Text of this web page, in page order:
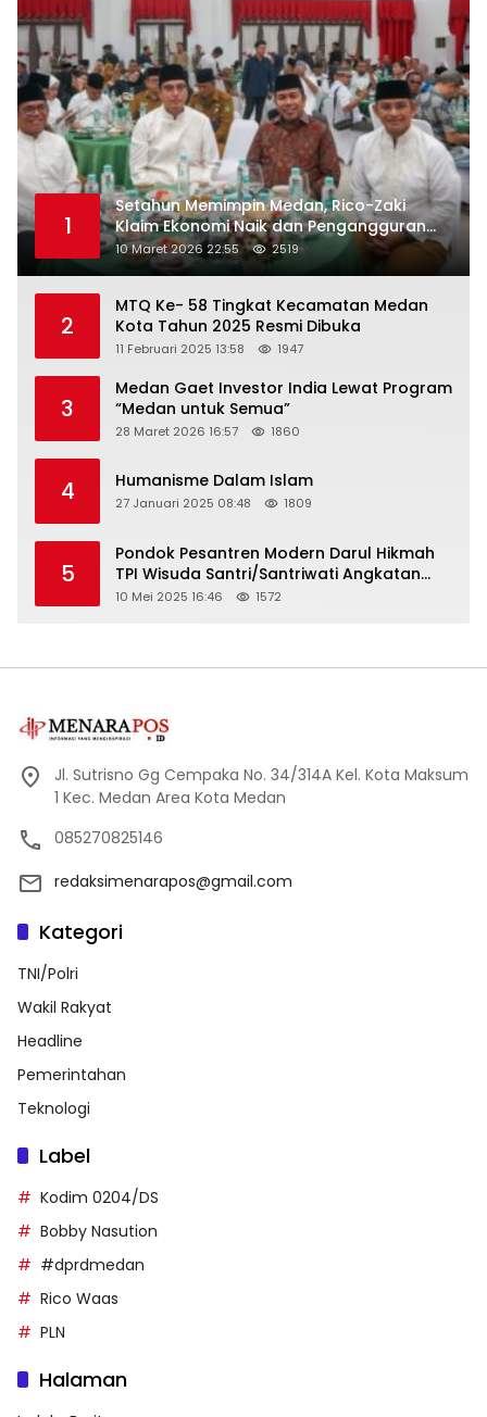
1
Setahun Memimpin Medan, Rico-Zaki
Klaim Ekonomi Naik dan Pengangguran
Turun
10 Maret 2026 22:55 2519
2
MTQ Ke- 58 Tingkat Kecamatan Medan
Kota Tahun 2025 Resmi Dibuka
11 Februari 2025 13:58 1947
3
Medan Gaet Investor India Lewat Program
“Medan untuk Semua”
28 Maret 2026 16:57 1860
4 Humanisme Dalam Islam
27 Januari 2025 08:48 1809
5
Pondok Pesantren Modern Darul Hikmah
TPI Wisuda Santri/Santriwati Angkatan
XXXIII
10 Mei 2025 16:46 1572
Jl. Sutrisno Gg Cempaka No. 34/314A Kel. Kota Maksum
1 Kec. Medan Area Kota Medan
085270825146
redaksimenarapos@gmail.com
Kategori
TNI/Polri
Wakil Rakyat
Headline
Pemerintahan
Teknologi
Label
Kodim 0204/DS
Bobby Nasution
#dprdmedan
Rico Waas
PLN
Halaman